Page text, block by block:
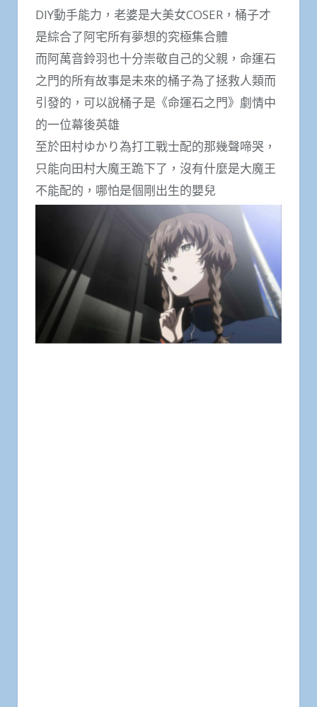
DIY動手能力，老婆是大美女COSER，桶子才
是綜合了阿宅所有夢想的究極集合體
而阿萬音鈴羽也十分崇敬自己的父親，命運石
之門的所有故事是未來的桶子為了拯救人類而
引發的，可以說桶子是《命運石之門》劇情中
的一位幕後英雄
至於田村ゆかり為打工戰士配的那幾聲啼哭，
只能向田村大魔王跪下了，沒有什麼是大魔王
不能配的，哪怕是個剛出生的嬰兒